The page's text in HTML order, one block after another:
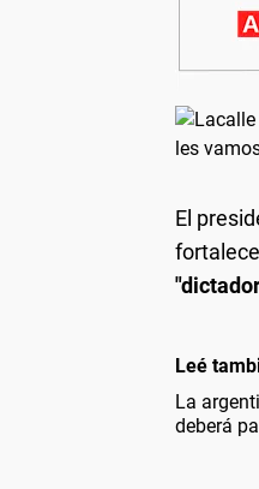
El
Leé
La
deberá